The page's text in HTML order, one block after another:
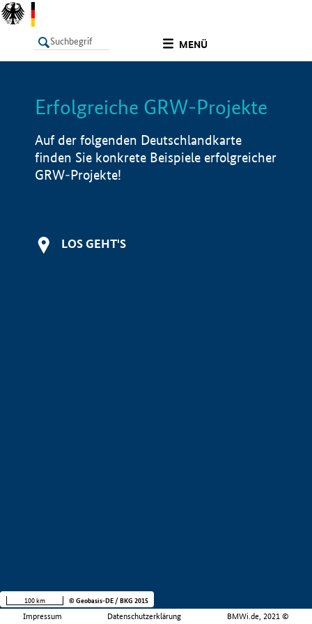
MENÜ
LISTE Info
Erfolgreiche GRW-Projekte
Auf der folgenden Deutschlandkarte
finden Sie konkrete Beispiele erfolgreicher
GRW-Projekte!
LOS GEHT'S
Impressum Datenschutzerklärung BMWi.de, 2021 ©
100 km © Geobasis-DE / BKG 2015